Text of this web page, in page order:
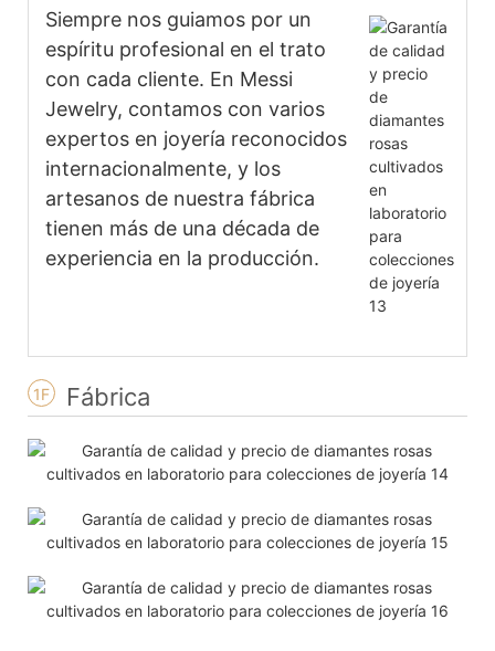
Siempre nos guiamos por un
espíritu profesional en el trato
con cada cliente. En Messi
Jewelry, contamos con varios
expertos en joyería reconocidos
internacionalmente, y los
artesanos de nuestra fábrica
tienen más de una década de
experiencia en la producción.
1F Fábrica